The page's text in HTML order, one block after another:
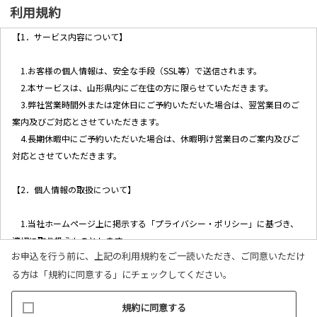
利用規約
【1．サービス内容について】
1.お客様の個人情報は、安全な手段（SSL等）で送信されます。
2.本サービスは、山形県内にご在住の方に限らせていただきます。
3.弊社営業時間外または定休日にご予約いただいた場合は、翌営業日のご
案内及びご対応とさせていただきます。
4.長期休暇中にご予約いただいた場合は、休暇明け営業日のご案内及びご
対応とさせていただきます。
【2．個人情報の取扱について】
1.当社ホームページ上に掲示する「プライバシー・ポリシー」に基づき、
適切に取り扱うものとします。
2.当社が取得したお客様の個人情報は、以下の目的で利用させていただき
ます。
(1)お客様リクエストに対応するにあたって問題が発生した場合の確認・
お申込を行う前に、上記の利用規約をご一読いただき、ご同意いただけ
る方は「規約に同意する」にチェックしてください。
規約に同意する